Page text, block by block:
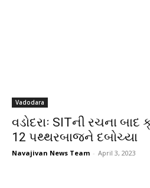
Vadodara
વડોદરાઃ SITની રચના
12 પથ્થરબાજને દબોચ્યા
Navajivan News Team - April 3, 2023